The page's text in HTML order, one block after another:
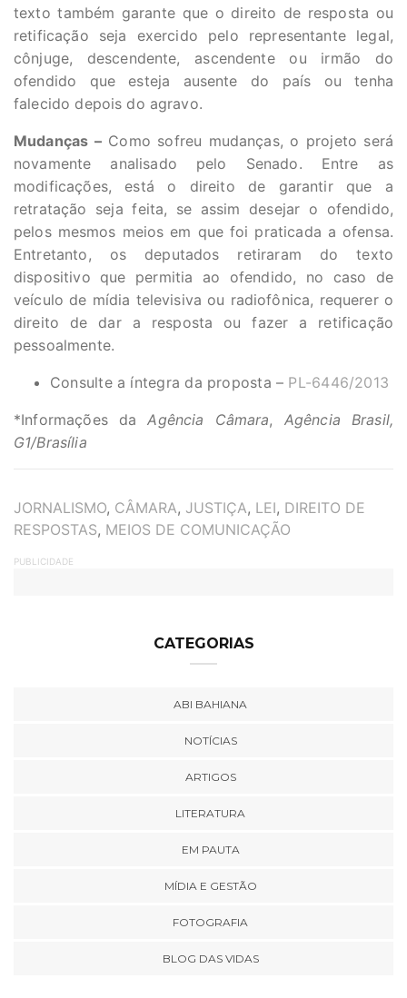
texto também garante que o direito de resposta ou
retificação seja exercido pelo representante legal,
cônjuge, descendente, ascendente ou irmão do
ofendido que esteja ausente do país ou tenha
falecido depois do agravo.
Mudanças –Como sofreu mudanças, o projeto será
novamente analisado pelo Senado. Entre as
modificações, está o direito de garantir que a
retratação seja feita, se assim desejar o ofendido,
pelos mesmos meios em que foi praticada a ofensa.
Entretanto, os deputados retiraram do texto
dispositivo que permitia ao ofendido, no caso de
veículo de mídia televisiva ou radiofônica, requerer o
direito de dar a resposta ou fazer a retificação
pessoalmente.
Consulte a íntegra da proposta – PL-6446/2013
*Informações daAgência Câmara, Agência Brasil,
G1/Brasília
TAGS
JORNALISMO, CÂMARA, JUSTIÇA, LEI, DIREITO DE
RESPOSTAS, MEIOS DE COMUNICAÇÃO
PUBLICIDADE
CATEGORIAS
ABI BAHIANA
NOTÍCIAS
ARTIGOS
LITERATURA
EM PAUTA
MÍDIA E GESTÃO
FOTOGRAFIA
BLOG DAS VIDAS